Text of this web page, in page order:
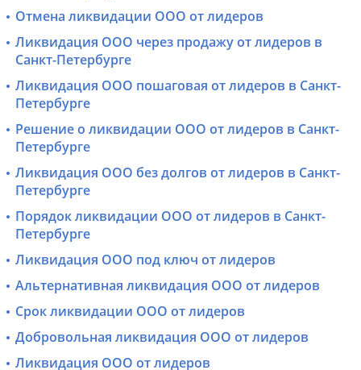
Отмена ликвидации ООО от лидеров
Ликвидация ООО через продажу от лидеров в
Санкт-Петербурге
Ликвидация ООО пошаговая от лидеров в Санкт-
Петербурге
Решение о ликвидации ООО от лидеров в Санкт-
Петербурге
Ликвидация ООО без долгов от лидеров в Санкт-
Петербурге
Порядок ликвидации ООО от лидеров в Санкт-
Петербурге
Ликвидация ООО под ключ от лидеров
Альтернативная ликвидация ООО от лидеров
Срок ликвидации ООО от лидеров
Добровольная ликвидация ООО от лидеров
Ликвидация ООО от лидеров